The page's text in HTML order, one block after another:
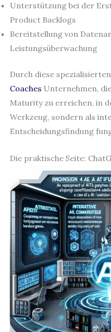
Unterstützung bei der
Product Backlogs
Bereitstellung von
Leistungsüberwachung
Durch diese
Coaches Unternehmen,
Maturity zu erreichen, in
Werkzeug, sondern als
Entscheidungsfindung
Die praktische Seite: